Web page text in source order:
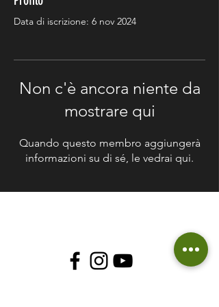
Data di iscrizione: 6 nov 2024
Non c'è ancora niente da
mostrare qui
Quando questo membro aggiungerà
informazioni su di sé, le vedrai qui.